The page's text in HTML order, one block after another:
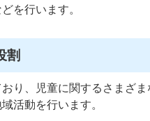
を行います。
割
り、児童に関するさまざ
活動を行います。